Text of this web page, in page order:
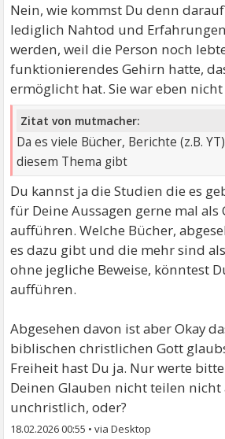
Nein, wie kommst Du denn
lediglich Nahtod und
werden, weil die Person noch
funktionierendes Gehirn hatte,
ermöglicht hat. Sie war eben
Zitat von mutmacher:
Da es viele Bücher, Berichte (z.B.
diesem Thema gibt
Du kannst ja die Studien die es
für Deine Aussagen gerne mal als
aufführen. Welche Bücher,
es dazu gibt und die mehr sind
ohne jegliche Beweise, könntest
aufführen.
Abgesehen davon ist aber Okay
biblischen christlichen Gott
Freiheit hast Du ja. Nur werte
Deinen Glauben nicht teilen nicht
unchristlich, oder?
18.02.2026 00:55 •